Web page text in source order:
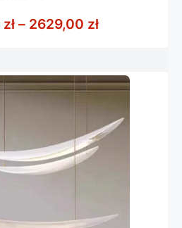
zł – 2629,00 złZakres cen: